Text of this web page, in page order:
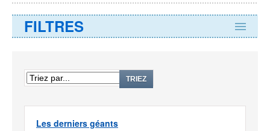
FILTRES
TRIEZ
Les derniers géants